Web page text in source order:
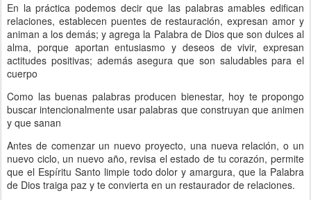
En la práctica podemos decir que las palabras amables edifican
relaciones, establecen puentes de restauración, expresan amor y
animan a los demás; y agrega la Palabra de Dios que son dulces al
alma, porque aportan entusiasmo y deseos de vivir, expresan
actitudes positivas; además asegura que son saludables para el
cuerpo
Como las buenas palabras producen bienestar, hoy te propongo
buscar intencionalmente usar palabras que construyan que animen
y que sanan
Antes de comenzar un nuevo proyecto, una nueva relación, o un
nuevo ciclo, un nuevo año, revisa el estado de tu corazón, permite
que el Espíritu Santo limpie todo dolor y amargura, que la Palabra
de Dios traiga paz y te convierta en un restaurador de relaciones.